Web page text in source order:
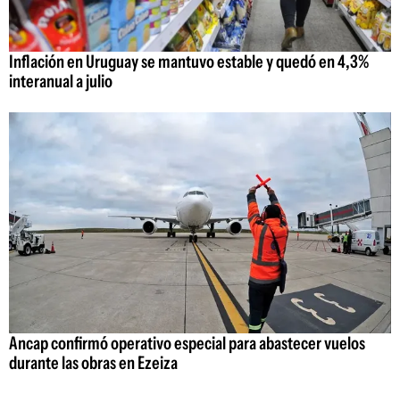
Inflación en Uruguay se mantuvo estable y quedó en 4,3%
interanual a julio
Ancap confirmó operativo especial para abastecer vuelos
durante las obras en Ezeiza